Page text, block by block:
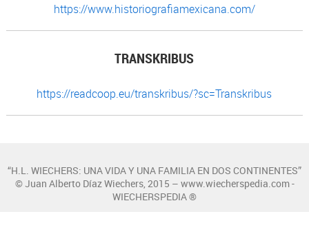
https://www.historiografiamexicana.com/
TRANSKRIBUS
https://readcoop.eu/transkribus/?sc=Transkribus
“H.L. WIECHERS: UNA VIDA Y UNA FAMILIA EN DOS CONTINENTES”
© Juan Alberto Díaz Wiechers, 2015 – www.wiecherspedia.com -
WIECHERSPEDIA ®